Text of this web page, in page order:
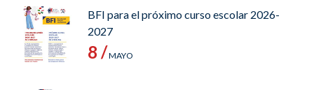
BFI para el próximo curso escolar 2026-
2027
8 /MAYO